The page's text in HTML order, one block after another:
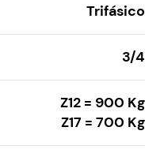
Trifásico
3/4
Z12 = 900 Kg
Z17 = 700 Kg